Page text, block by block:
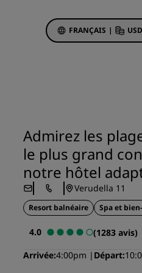
FRANÇAIS | USD
Offres
La magie
instants
Deals of
Réservez à
Voir nos
Idées de
Admirez les
le plus grand
notre hôtel
Verudella 11
Resort balnéaire Spa et
4.0
(1283 avis)
Arrivée 4:00pm Départ